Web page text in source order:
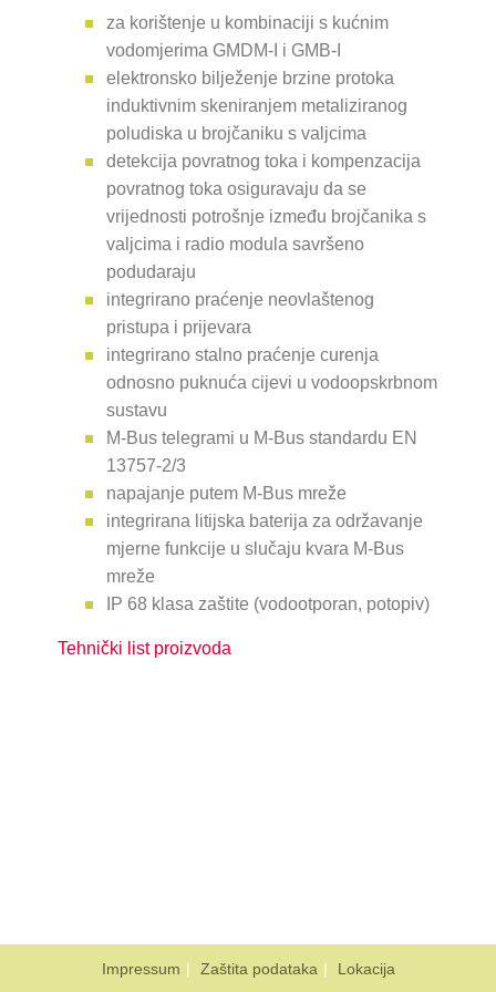
za korištenje u kombinaciji s kućnim
vodomjerima GMDM-I i GMB-I
elektronsko bilježenje brzine protoka
induktivnim skeniranjem metaliziranog
poludiska u brojčaniku s valjcima
detekcija povratnog toka i kompenzacija
povratnog toka osiguravaju da se
vrijednosti potrošnje između brojčanika s
valjcima i radio modula savršeno
podudaraju
integrirano praćenje neovlaštenog
pristupa i prijevara
integrirano stalno praćenje curenja
odnosno puknuća cijevi u vodoopskrbnom
sustavu
M-Bus telegrami u M-Bus standardu EN
13757-2/3
napajanje putem M-Bus mreže
integrirana litijska baterija za održavanje
mjerne funkcije u slučaju kvara M-Bus
mreže
IP 68 klasa zaštite (vodootporan, potopiv)
Tehnički list proizvoda
Impressum Zaštita podataka Lokacija